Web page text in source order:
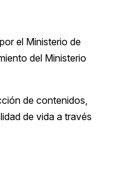
el Ministerio de
del Ministerio
de contenidos,
de vida a través